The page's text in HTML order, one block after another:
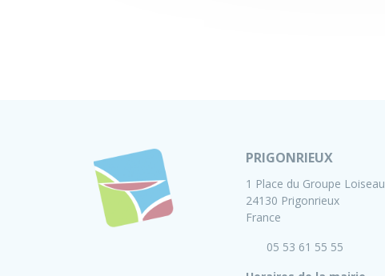
PRIGONRIEUX
1 Place du Groupe Loiseau
24130 Prigonrieux
France
05 53 61 55 55